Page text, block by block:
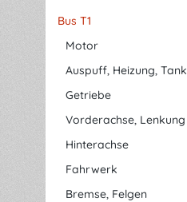
Bus T1
Motor
Auspuff, Heizung, Tank
Getriebe
Vorderachse, Lenkung
Hinterachse
Fahrwerk
Bremse, Felgen